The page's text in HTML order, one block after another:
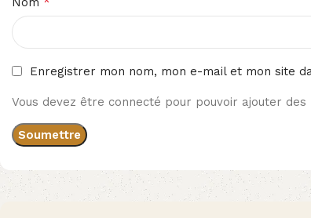
Enregistrer mon nom, mon e-mail et mon site
Vous devez être connecté pour pouvoir ajouter